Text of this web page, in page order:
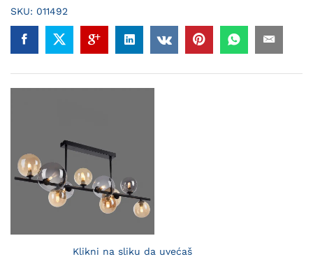
SKU: 011492
Klikni na sliku da uvećaš